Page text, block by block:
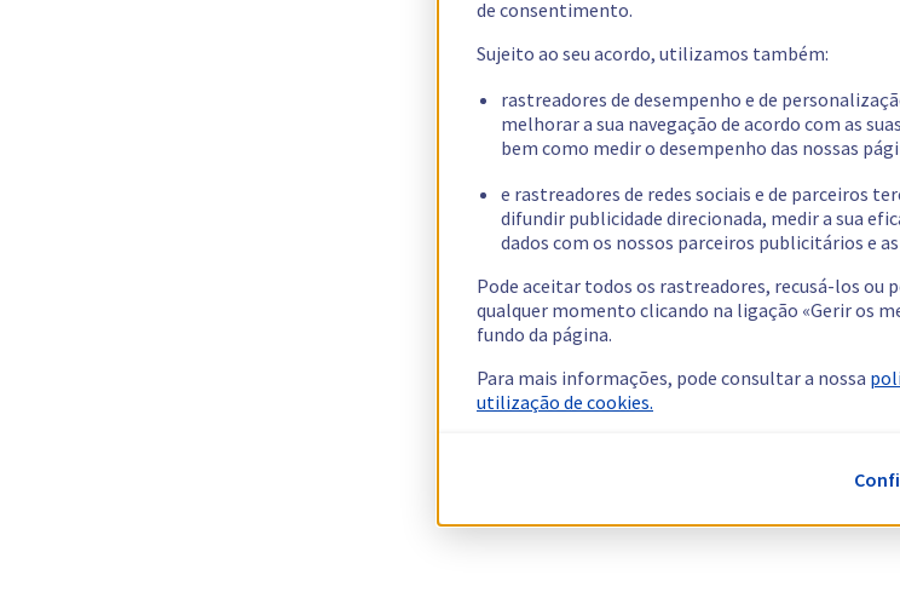
de consentimento.
Sujeito ao seu acordo, utilizamos também:
rastreadores de desempenho e de
melhorar a sua navegação de acordo com as
bem como medir o desempenho das nossas
e rastreadores de redes sociais e de parceiros
difundir publicidade direcionada, medir a sua
dados com os nossos parceiros publicitários e
Pode aceitar todos os rastreadores, recusá-los ou
qualquer momento clicando na ligação «Gerir os
fundo da página.
Para mais informações, pode consultar a nossa
utilização de cookies.